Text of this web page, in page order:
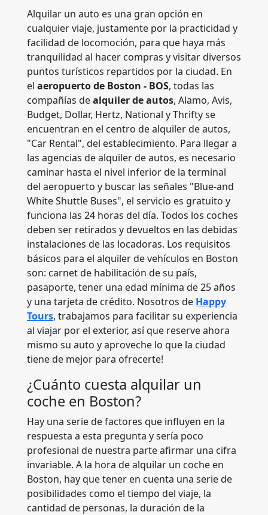
Alquilar un auto es una gran opción en
cualquier viaje, justamente por la practicidad y
facilidad de locomoción, para que haya más
tranquilidad al hacer compras y visitar diversos
puntos turísticos repartidos por la ciudad. En
el aeropuerto de Boston - BOS, todas las
compañías dealquiler de autos, Alamo, Avis,
Budget, Dollar, Hertz, National y Thrifty se
encuentran en el centro de alquiler de autos,
"Car Rental", del establecimiento. Para llegar a
las agencias de alquiler de autos, es necesario
caminar hasta el nivel inferior de la terminal
del aeropuerto y buscar las señales "Blue-and
White Shuttle Buses", el servicio es gratuito y
funciona las 24 horas del día. Todos los coches
deben ser retirados y devueltos en las debidas
instalaciones de las locadoras. Los requisitos
básicos para el alquiler de vehículos en Boston
son: carnet de habilitación de su país,
pasaporte, tener una edad mínima de 25 años
y una tarjeta de crédito. Nosotros de Happy
Tours, trabajamos para facilitar su experiencia
al viajar por el exterior, así que reserve ahora
mismo su auto y aproveche lo que la ciudad
tiene de mejor para ofrecerte!
¿Cuánto cuesta alquilar un
coche en Boston?
Hay una serie de factores que influyen en la
respuesta a esta pregunta y sería poco
profesional de nuestra parte afirmar una cifra
invariable. A la hora de alquilar un coche en
Boston, hay que tener en cuenta una serie de
posibilidades como el tiempo del viaje, la
cantidad de personas, la duración de la